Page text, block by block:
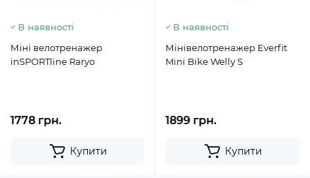
В наявності
Міні велотренажер
inSPORTline Raryo
1778 грн.
Купити
В наявності
Мінівелотренажер Everfit
Mini Bike Welly S
1899 грн.
Купити